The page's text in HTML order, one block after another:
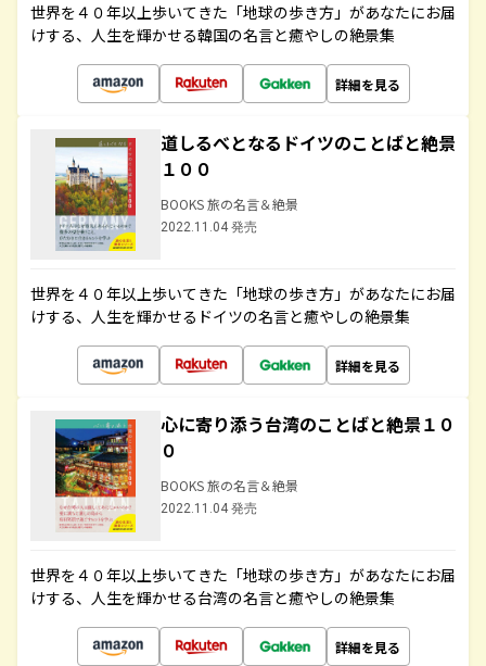
世界を４０年以上歩いてきた「地球の歩き方」があなたにお届
けする、人生を輝かせる韓国の名言と癒やしの絶景集
詳細を見る
道しるべとなるドイツのことばと絶景
１００
BOOKS 旅の名言＆絶景
2022.11.04 発売
世界を４０年以上歩いてきた「地球の歩き方」があなたにお届
けする、人生を輝かせるドイツの名言と癒やしの絶景集
詳細を見る
心に寄り添う台湾のことばと絶景１０
０
BOOKS 旅の名言＆絶景
2022.11.04 発売
世界を４０年以上歩いてきた「地球の歩き方」があなたにお届
けする、人生を輝かせる台湾の名言と癒やしの絶景集
詳細を見る